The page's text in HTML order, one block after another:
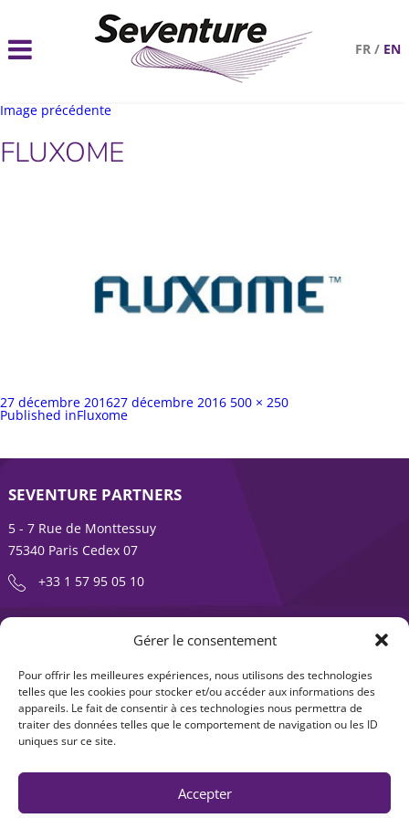
Gérer le consentement
Pour offrir les meilleures expériences, nous utilisons des technologies
telles que les cookies pour stocker et/ou accéder aux informations des
appareils. Le fait de consentir à ces technologies nous permettra de
traiter des données telles que le comportement de navigation ou les ID
uniques sur ce site.
Accepter
FR / EN
Image précédente
FLUXOME
Publié
sur
27 décembre 201627 décembre 2016 Taille
500 × 250
Navigation
Published inFluxome
SEVENTURE PARTNERS
5 - 7 Rue de Monttessuy
75340 Paris Cedex 07
+33 1 57 95 05 10
ENTREPRENDRE EST UNE AVENTURE
À propos
Expertises
Offre produits
Actualités
Contact